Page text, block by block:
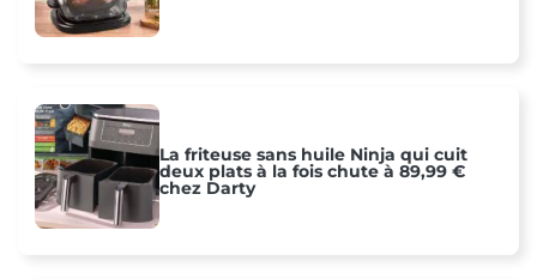
La friteuse sans huile Ninja qui cuit
deux plats à la fois chute à 89,99 €
chez Darty